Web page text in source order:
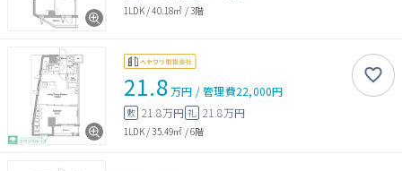
1LDK/40.18㎡ /3階
21.8万円 /管理費22,000円
敷 21.8万円 礼 21.8万円
1LDK/35.49㎡ /6階